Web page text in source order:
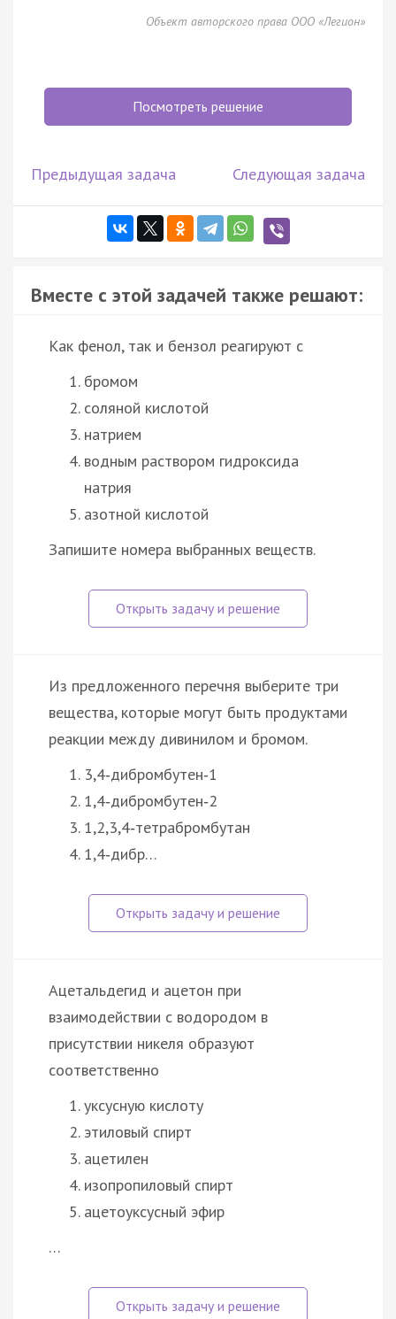
Объект авторского права ООО «Легион»
Посмотреть решение
Предыдущая задача Следующая задача
Вместе с этой задачей также решают:
Как фенол, так и бензол реагируют с
бромом
соляной кислотой
натрием
водным раствором гидроксида
натрия
азотной кислотой
Запишите номера выбранных веществ.
Из предложенного перечня выберите три
вещества, которые могут быть продуктами
реакции между дивинилом и бромом.
3,4‑дибромбутен‑1
1,4‑дибромбутен‑2
1,2,3,4‑тетрабромбутан
1,4‑дибр…
Ацетальдегид и ацетон при
взаимодействии с водородом в
присутствии никеля образуют
соответственно
уксусную кислоту
этиловый спирт
ацетилен
изопропиловый спирт
ацетоуксусный эфир
…